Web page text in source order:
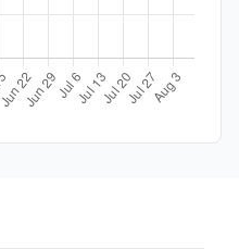
400g Hjønnevåg'